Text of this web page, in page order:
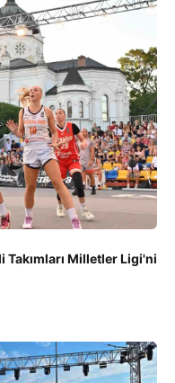
Takımları Milletler Ligi'ni